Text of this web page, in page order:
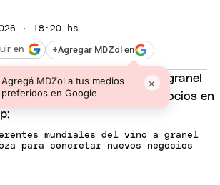
· 18:20 hs
+Agregar MDZol en
Agregá MDZol a tus medios
preferidos en Google
×
en
mundiales del vino a granel
para concretar nuevos negocios